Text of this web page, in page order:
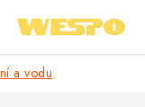
A VODU
a vodu